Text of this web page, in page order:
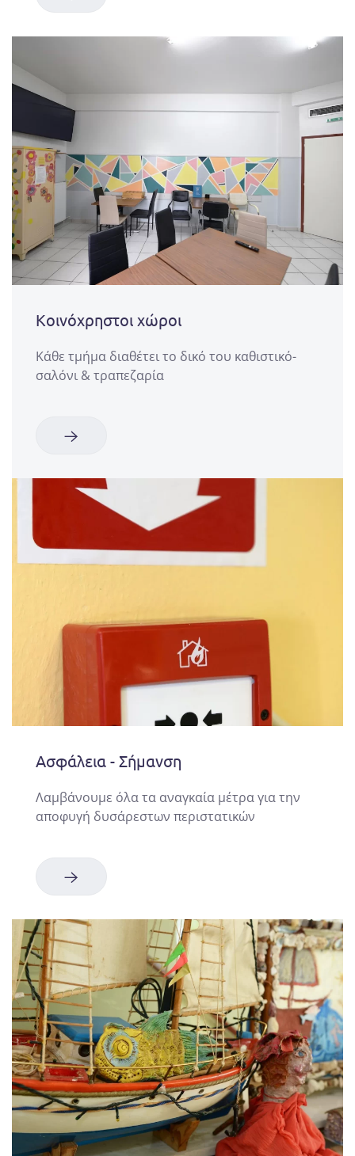
Κοινόχρηστοι χώροι
Κάθε τμήμα διαθέτει το δικό του καθιστικό-
σαλόνι & τραπεζαρία
Ασφάλεια - Σήμανση
Λαμβάνουμε όλα τα αναγκαία μέτρα για την
αποφυγή δυσάρεστων περιστατικών